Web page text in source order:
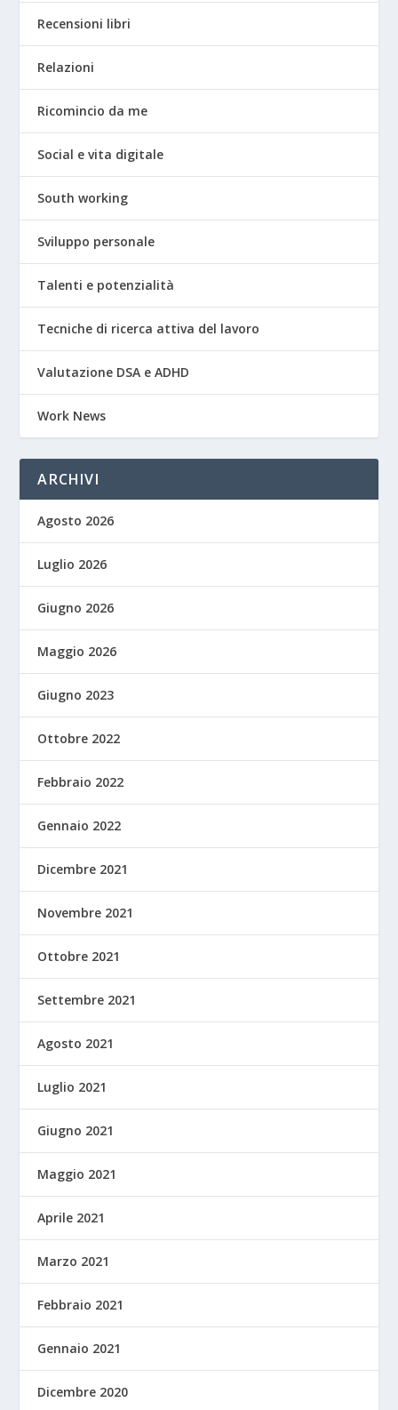
Recensioni libri
Relazioni
Ricomincio da me
Social e vita digitale
South working
Sviluppo personale
Talenti e potenzialità
Tecniche di ricerca attiva del lavoro
Valutazione DSA e ADHD
Work News
ARCHIVI
Agosto 2026
Luglio 2026
Giugno 2026
Maggio 2026
Giugno 2023
Ottobre 2022
Febbraio 2022
Gennaio 2022
Dicembre 2021
Novembre 2021
Ottobre 2021
Settembre 2021
Agosto 2021
Luglio 2021
Giugno 2021
Maggio 2021
Aprile 2021
Marzo 2021
Febbraio 2021
Gennaio 2021
Dicembre 2020